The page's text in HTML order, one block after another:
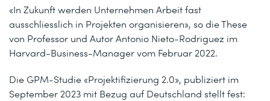
«In Zukunft werden Unternehmen Arbeit fast
ausschliesslich in Projekten organisieren», so die These
von Professor und Autor Antonio Nieto-Rodriguez im
Harvard-Business-Manager vom Februar 2022.
Die GPM-Studie «Projektifizierung 2.0», publiziert im
September 2023 mit Bezug auf Deutschland stellt fest: